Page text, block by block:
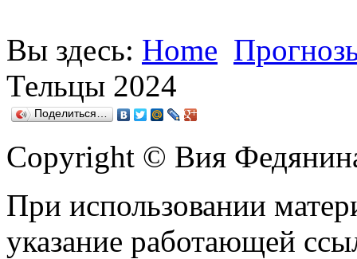
Вы здесь: Home
Тельцы 2024
Поделиться…
Copyright © Вия
При использовании
указание работающей